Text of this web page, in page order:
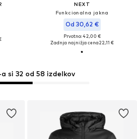
NEXT
Funkcionalna jakna
Od 30,62 €
Prvotno: 42,00 €
Zadnja najnižja cena22,11 €
si 32 od 58 izdelkov